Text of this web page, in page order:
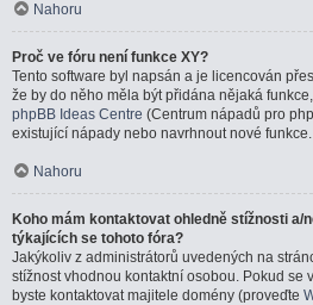
Nahoru
Proč ve fóru není funkce XY?
Tento software byl napsán a je licencován
že by do něho měla být přidána nějaká
phpBB Ideas Centre (Centrum nápadů pro
existující nápady nebo navrhnout nové funkce.
Nahoru
Koho mám kontaktovat ohledně stížnosti a/
týkajících se tohoto fóra?
Jakýkoliv z administrátorů uvedených na
stížnost vhodnou kontaktní osobou. Pokud se
byste kontaktovat majitele domény (proveďte